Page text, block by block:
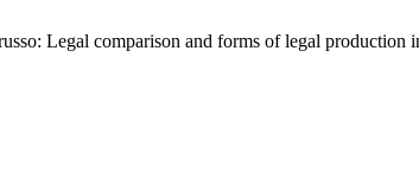
Legal comparison and forms of legal production